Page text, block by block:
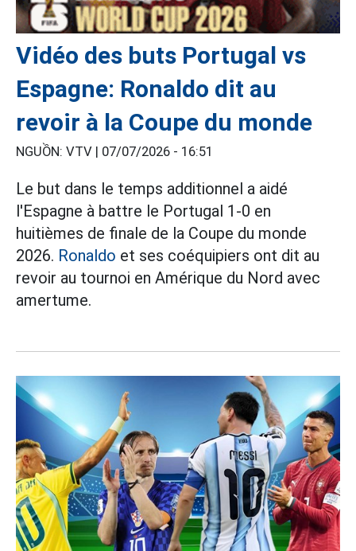
Vidéo des buts Portugal vs
Espagne: Ronaldo dit au
revoir à la Coupe du monde
NGUỒN: VTV | 07/07/2026 - 16:51
Le but dans le temps additionnel a aidé
l'Espagne à battre le Portugal 1-0 en
huitièmes de finale de la Coupe du monde
2026. Ronaldo et ses coéquipiers ont dit au
revoir au tournoi en Amérique du Nord avec
amertume.